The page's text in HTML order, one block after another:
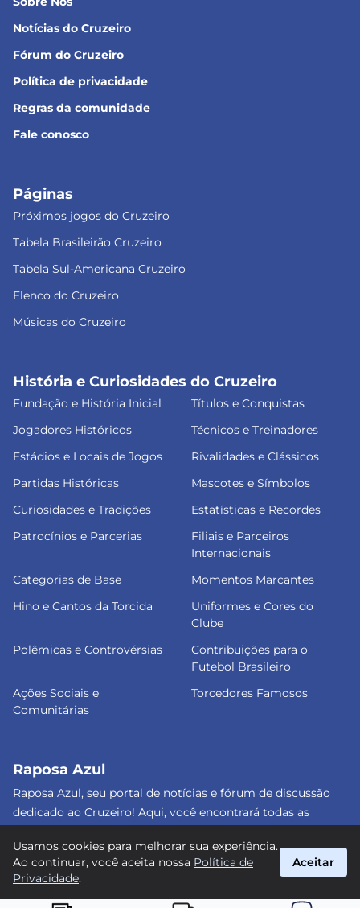
Notícias do Cruzeiro
Fórum do Cruzeiro
Política de privacidade
Regras da comunidade
Fale conosco
Páginas
Próximos jogos do Cruzeiro
Tabela Brasileirão Cruzeiro
Tabela Sul-Americana Cruzeiro
Elenco do Cruzeiro
Músicas do Cruzeiro
História e Curiosidades do Cruzeiro
Fundação e História Inicial
Títulos e Conquistas
Jogadores Históricos
Técnicos e Treinadores
Estádios e Locais de Jogos
Rivalidades e Clássicos
Partidas Históricas
Mascotes e Símbolos
Curiosidades e Tradições
Estatísticas e Recordes
Patrocínios e Parcerias
Filiais e Parceiros
Internacionais
Categorias de Base
Momentos Marcantes
Hino e Cantos da Torcida
Uniformes e Cores do
Clube
Polêmicas e Controvérsias
Contribuições para o
Futebol Brasileiro
Ações Sociais e
Comunitárias
Torcedores Famosos
Raposa Azul
Raposa Azul, seu portal de notícias e fórum de discussão
dedicado ao Cruzeiro! Aqui, você encontrará todas as
sobre o nosso amado clube. Junte-se a nós e faça parte
dessa apaixonante jornada celeste! #Cruzeiro #RaposaAzul
Usamos cookies para melhorar sua experiência.
Ao continuar, você aceita nossa Política de
Privacidade.
Aceitar